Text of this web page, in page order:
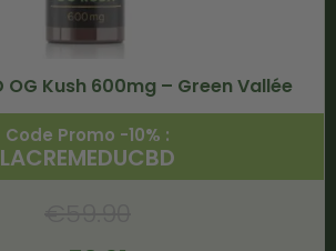
OG Kush 600mg – Green Vallée
Code Promo -10% :
LACREMEDUCBD